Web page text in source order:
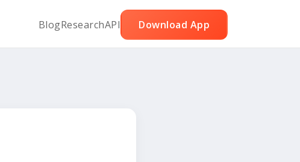
BlogResearchAPI Download App